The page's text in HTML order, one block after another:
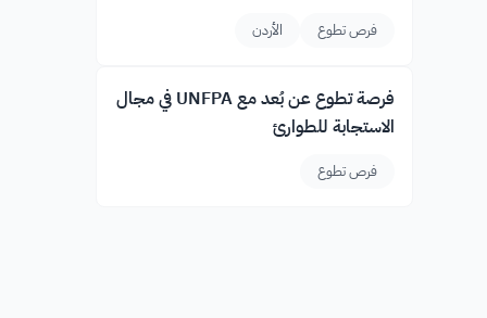
فرص تطوع الأردن
فرصة تطوع عن بُعد مع UNFPA في مجال
الاستجابة للطوارئ
فرص تطوع